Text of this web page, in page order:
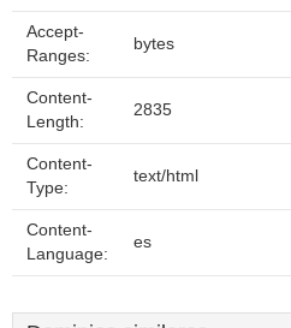
Accept-
Ranges:
bytes
Content-
Length:
2835
Content-
Type:
text/html
Content-
Language:
es